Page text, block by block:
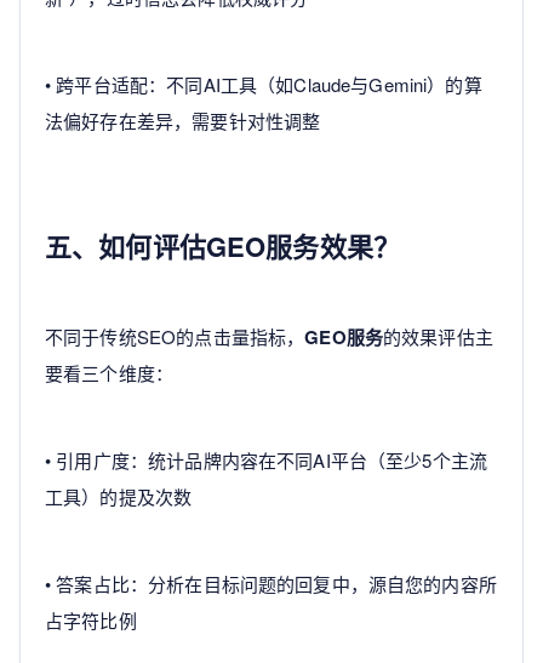
• 跨平台适配：不同AI工具（如Claude与Gemini）的算
法偏好存在差异，需要针对性调整
五、如何评估GEO服务效果？
不同于传统SEO的点击量指标，GEO服务的效果评估主
要看三个维度：
• 引用广度：统计品牌内容在不同AI平台（至少5个主流
工具）的提及次数
• 答案占比：分析在目标问题的回复中，源自您的内容所
占字符比例